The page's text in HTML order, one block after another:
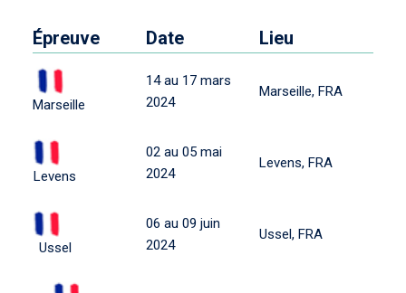
Épreuve Date Lieu
Marseille
14 au 17 mars
2024
Marseille, FRA
Levens
02 au 05 mai
2024
Levens, FRA
Ussel
06 au 09 juin
2024
Ussel, FRA